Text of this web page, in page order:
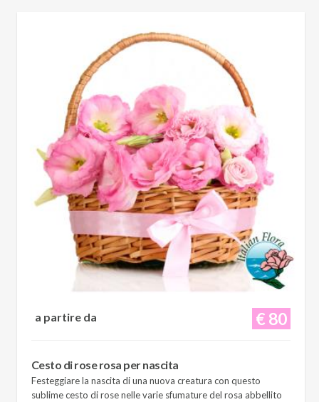
€ 80
a partire da
Cesto di rose rosa per nascita
Festeggiare la nascita di una nuova creatura con questo
sublime cesto di rose nelle varie sfumature del rosa abbellito